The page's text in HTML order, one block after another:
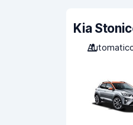
Kia Stonic